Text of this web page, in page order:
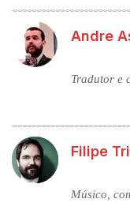
Andre
Tradutor e
Filipe
Músico,